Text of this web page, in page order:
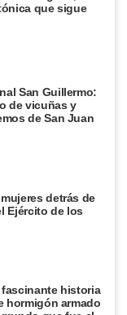
que sigue
San Guillermo:
de vicuñas y
de San Juan
detrás de
Ejército de los
historia
hormigón armado